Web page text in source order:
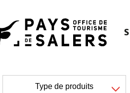
Type de produits